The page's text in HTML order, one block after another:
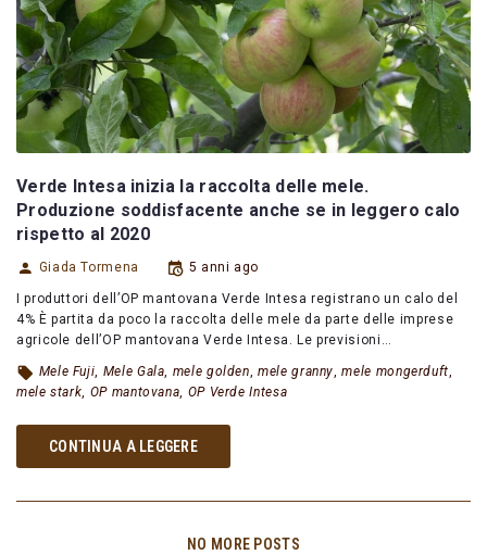
Verde Intesa inizia la raccolta delle mele.
Produzione soddisfacente anche se in leggero calo
rispetto al 2020
Giada Tormena 5 anni ago
I produttori dell’OP mantovana Verde Intesa registrano un calo del
4% È partita da poco la raccolta delle mele da parte delle imprese
agricole dell’OP mantovana Verde Intesa. Le previsioni…
Mele Fuji, Mele Gala, mele golden,mele granny,mele mongerduft,
mele stark, OP mantovana, OP Verde Intesa
CONTINUA A LEGGERE
NO MORE POSTS